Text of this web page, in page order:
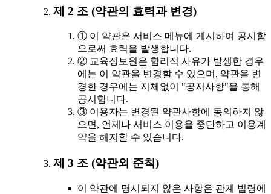
제 2 조 (약관의 효력과 변경)
① 이 약관은 서비스 메뉴에 게시하여 공시함
으로써 효력을 발생합니다.
② 교육정보원은 합리적 사유가 발생한 경우
에는 이 약관을 변경할 수 있으며, 약관을 변
경한 경우에는 지체없이 "공지사항"을 통해
공시합니다.
③ 이용자는 변경된 약관사항에 동의하지 않
으면, 언제나 서비스 이용을 중단하고 이용계
약을 해지할 수 있습니다.
제 3 조 (약관외 준칙)
이 약관에 명시되지 않은 사항은 관계 법령에